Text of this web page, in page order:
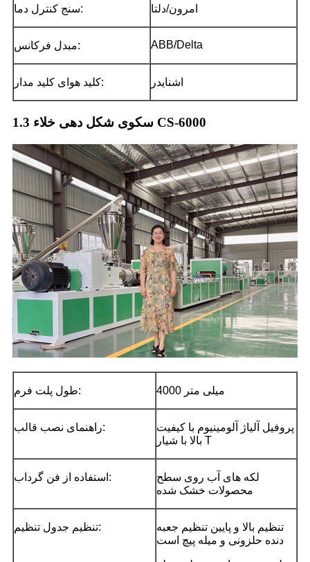
سنج کنترل دما: امرون/دلتا
مبدل فرکانس: ABB/Delta
کلید هوای کلید مدار: اشنایدر
سکوی شکل دهی خلاء 1.3 CS-6000
طول پلت فرم: 4000 میلی متر
راهنمای نصب قالب:
پروفیل آلیاژ آلومینیوم با کیفیت
بالا با شیار T
استفاده از فن گرداب:
لکه های آب روی سطح
محصولات خشک شده
تنظیم جدول تنظیم:
تنظیم بالا و پایین تنظیم جعبه
دنده حلزونی و میله پیچ است